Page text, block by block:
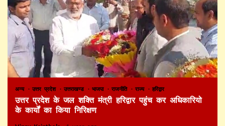
अन्य उत्तर प्रदेश उत्तराखण्ड भाजपा राजनीति राज्य हरिद्वार
उत्तर प्रदेश के जल शक्ति मंत्री हरिद्वार पहुंच कर अधिकारियो
के कार्यों का किया निरिक्षण